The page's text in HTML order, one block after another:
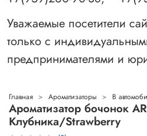
Уважаемые посетители
только с
предпринимателями и
Главная Ароматизаторы В
Ароматизатор бочонок
Клубника/Strawberry